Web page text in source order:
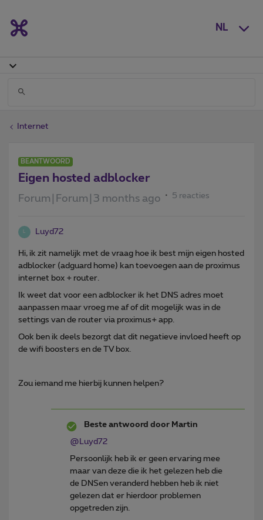
NL
Internet
BEANTWOORD
Eigen hosted adblocker
Forum|Forum|3 months ago 5 reacties
L Luyd72
Hi, ik zit namelijk met de vraag hoe ik best mijn eigen hosted
adblocker (adguard home) kan toevoegen aan de proximus
internet box + router.
Ik weet dat voor een adblocker ik het DNS adres moet
aanpassen maar vroeg me af of dit mogelijk was in de
settings van de router via proximus+ app.
Ook ben ik deels bezorgt dat dit negatieve invloed heeft op
de wifi boosters en de TV box.
Zou iemand me hierbij kunnen helpen?
Beste antwoord door Martin
@Luyd72
Persoonlijk heb ik er geen ervaring mee
maar van deze die ik het gelezen heb die
de DNSen veranderd hebben heb ik niet
gelezen dat er hierdoor problemen
opgetreden zijn.